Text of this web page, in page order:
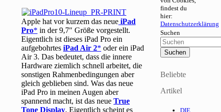
Apple hat vor kurzem das neue iPad
Pro
in der 9,7″ Größe vorgestellt.
Eigentlich ist dieses iPad Pro ein
aufgebohrtesiPad Air 2
oder ein iPad
Air 3. Das bedeutet, dass die innere
Hardware ziemlich schnell arbeitet, die
sonstigen Rahmenbedingungen aber
gleich geblieben sind. Was das neue
iPad Pro in meinen Augen aber
spannend macht, ist das neueTrue
Tone Display. Eigentlich scheint es
findest du
hier:
Datenschutzerklärung
Suchen
Beliebte
Artikel
DIE